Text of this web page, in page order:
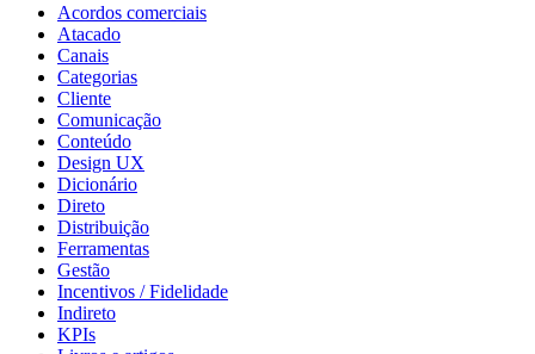
Acordos comerciais
Atacado
Canais
Categorias
Cliente
Comunicação
Conteúdo
Design UX
Dicionário
Direto
Distribuição
Ferramentas
Gestão
Incentivos / Fidelidade
Indireto
KPIs